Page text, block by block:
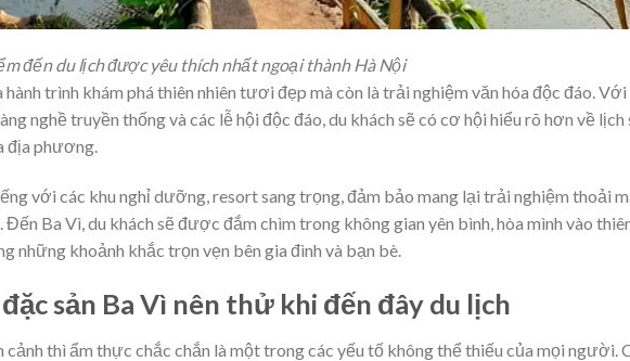
đến du lịch được yêu thích nhất ngoại thành Hà Nội
hành trình khám phá thiên nhiên tươi đẹp mà còn là trải nghiệm văn hóa độc đáo. Với
nghề truyền thống và các lễ hội độc đáo, du khách sẽ có cơ hội hiểu rõ hơn về lịch
địa phương.
với các khu nghỉ dưỡng, resort sang trọng, đảm bảo mang lại trải nghiệm thoải
Đến Ba Vì, du khách sẽ được đắm chìm trong không gian yên bình, hòa mình vào
những khoảnh khắc trọn vẹn bên gia đình và bạn bè.
sản Ba Vì nên thử khi đến đây du lịch
cảnh thì ẩm thực chắc chắn là một trong các yếu tố không thể thiếu của mọi người.